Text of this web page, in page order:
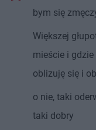
bym się
Większej
mieście i
oblizuję się i
o nie, taki
taki dobry